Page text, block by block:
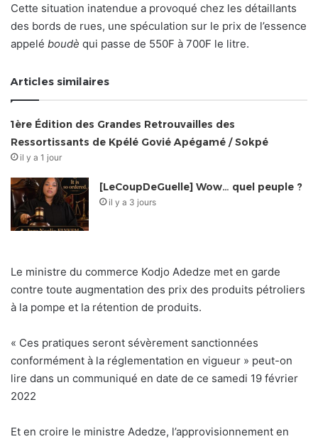
Cette situation inatendue a provoqué chez les détaillants
des bords de rues, une spéculation sur le prix de l’essence
appelé boudè qui passe de 550F à 700F le litre.
Articles similaires
1ère Édition des Grandes Retrouvailles des
Ressortissants de Kpélé Govié Apégamé / Sokpé
il y a 1 jour
[LeCoupDeGuelle] Wow… quel peuple ?
il y a 3 jours
Le ministre du commerce Kodjo Adedze met en garde
contre toute augmentation des prix des produits pétroliers
à la pompe et la rétention de produits.
« Ces pratiques seront sévèrement sanctionnées
conformément à la réglementation en vigueur » peut-on
lire dans un communiqué en date de ce samedi 19 février
2022
Et en croire le ministre Adedze, l’approvisionnement en